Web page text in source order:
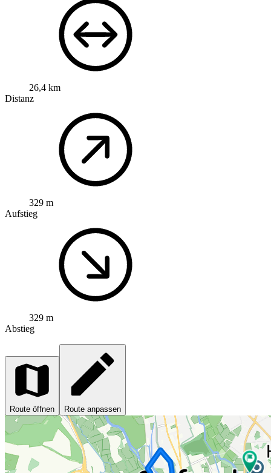
26,4 km
Distanz
329 m
Aufstieg
329 m
Abstieg
Route öffnen Route anpassen